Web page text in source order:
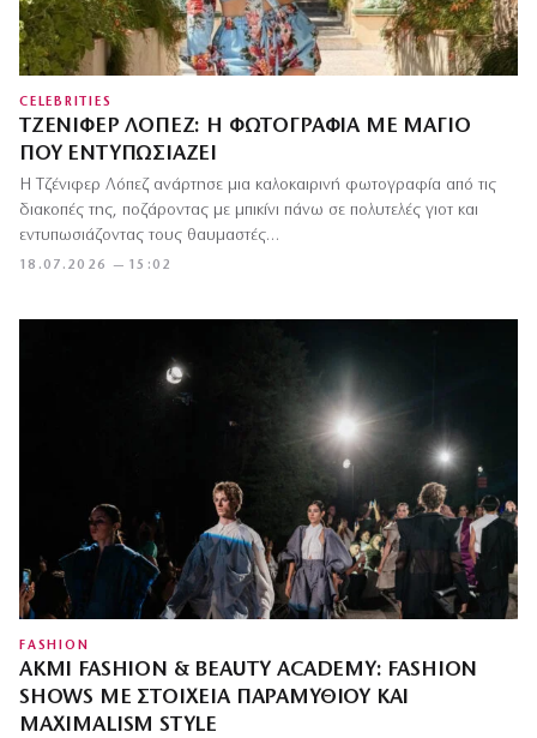
CELEBRITIES
ΤΖΈΝΙΦΕΡ ΛΌΠΕΖ: Η ΦΩΤΟΓΡΑΦΊΑ ΜΕ ΜΑΓΙΌ
ΠΟΥ ΕΝΤΥΠΩΣΙΆΖΕΙ
18.07.2026 — 15:02
Η Τζένιφερ Λόπεζ ανάρτησε μια καλοκαιρινή φωτογραφία από τις
διακοπές της, ποζάροντας με μπικίνι πάνω σε πολυτελές γιοτ και
εντυπωσιάζοντας τους θαυμαστές…
FASHION
AKMI FASHION & BEAUTY ACADEMY: FASHION
SHOWS ΜΕ ΣΤΟΙΧΕΊΑ ΠΑΡΑΜΥΘΙΟΎ ΚΑΙ
MAXIMALISM STYLE